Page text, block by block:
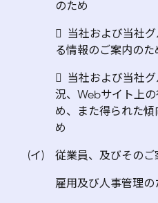
のため
 当社および当社
る情報のご案内の
 当社および当社
況、Webサイト上
め、また得られた
め
(イ) 従業員、及びそのご
雇用及び人事管理の